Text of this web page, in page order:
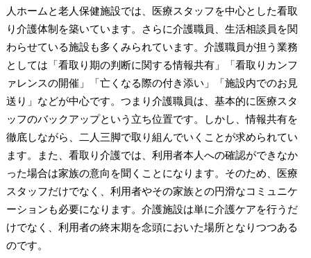
人ホームと老人保健施設では、医療スタッフを中心とした看取
り介護体制を築いています。さらに介護職員、生活相談員を関
わらせている施設も多くみられています。介護職員が担う業務
としては「看取り期の判断に関する情報共有」「看取りカンフ
ァレンスの開催」「亡くなる際の付き添い」「施設内でのお見
送り」などが中心です。つまり介護職員は、基本的に医療スタ
ッフのバックアップという立ち位置です。しかし、情報共有を
徹底しながら、二人三脚で取り組んでいくことが求められてい
ます。また、看取り介護では、利用者本人への確認ができなか
った場合は家族の意向を聞くことになります。そのため、医療
スタッフだけでなく、利用者やその家族との円滑なコミュニケ
ーションも必要になります。介護施設は単に介護ケアを行うだ
けでなく、利用者の終末期を念頭においた場所となりつつある
のです。